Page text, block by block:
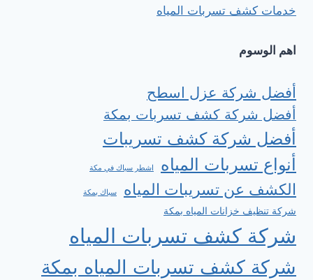
خدمات كشف تسربات المياه
اهم الوسوم
أفضل شركة عزل اسطح
أفضل شركة كشف تسربات بمكة
أفضل شركة كشف تسريبات
أنواع تسربات المياه
اشطر سباك في مكة
الكشف عن تسريبات المياه سباك بمكة
شركة تنظيف خزانات المياه بمكة
شركة كشف تسربات المياه
شركة كشف تسربات المياه بمكة